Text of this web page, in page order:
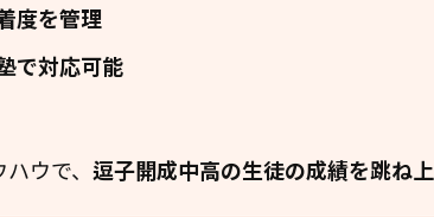
度を管理
で対応可能
ウで、 逗子開成中高の生徒の成績を跳ね